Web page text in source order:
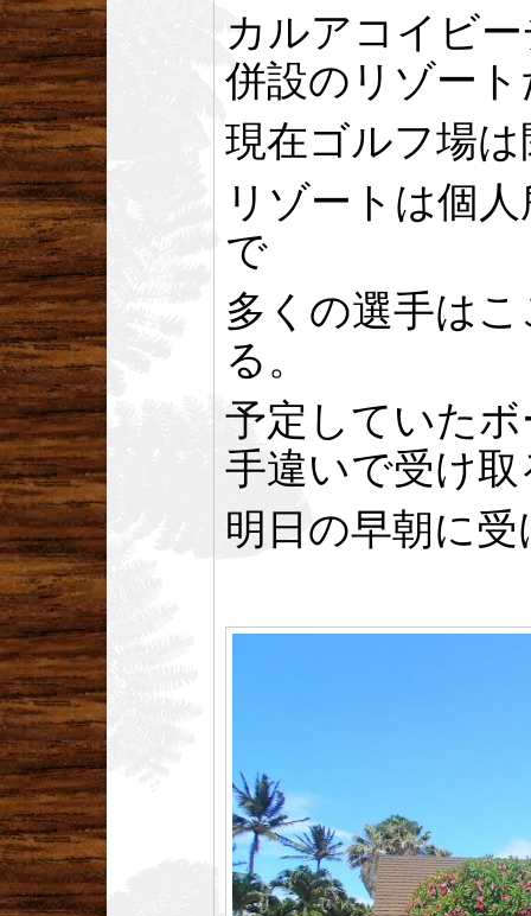
カルアコイビ
併設のリゾー
現在ゴルフ場
リゾートは個
で
多くの選手は
る。
予定していた
手違いで受け
明日の早朝に